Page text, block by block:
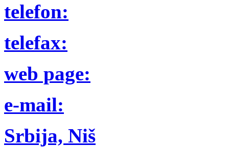
telefon:
telefax:
web page:
e-mail:
Srbija, Niš